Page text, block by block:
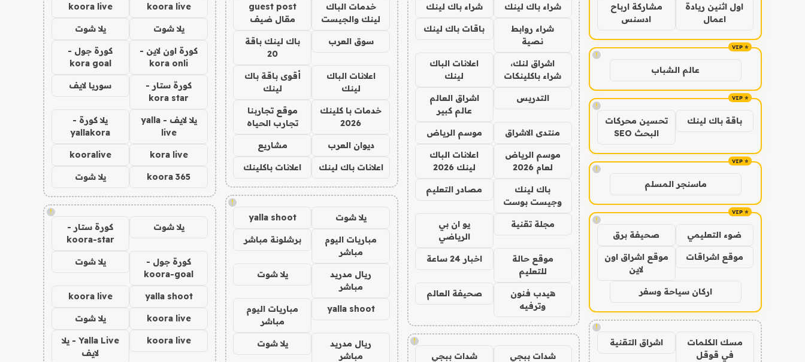
اول اثنين ريادة
اعمال
مشاركة ارباح
ادسنس
!
عالم الشباب
!
باقة باك لينك
تحسين محركات
البحث SEO
!
ماسنجر المسلم
!
ضوء التعليمي صحيفة برق
موقع اشراقات
موقع اشراق اون
لاين
اركان سياحة وسفر
!
مسك الكلمات
في قوقل
اشراق التقنية
شراء باك لينك شراء باك لينك
شراء روابط
نصية
باقات باك لينك
اشراق لنك،
شراء باكلينكات
اعلانات الباك
لينك
التدريس
اشراق العالم
عالم كبير
منتدى الاشراق موسم الرياض
موسم الرياض
لعام 2026
اعلانات الباك
لينك 2026
باك لينك
وجيست بوست
مصادر التعليم
مجلة تقنية
يو ان بي
الرياضي
موقع حالة
للتعليم
اخبار 24 ساعة
هيدب فنون
وترفيه
صحيفة العالم
!
شدات ببجي
شدات ببجي
خدمات الباك
لينك والجيست
guest post
مقال ضيف
سوق العرب
باك لينك باقة
20
اعلانات الباك
لينك
أقوى باقة باك
لينك
خدمات با كلينك
2026
موقع تجاربنا
تجارب الحياه
ديوان العرب مشاريع
اعلانات باك لينك اعلانات باكلينك
!
يلا شوت yalla shoot
مباريات اليوم
مباشر
برشلونة مباشر
ريال مدريد
مباشر
يلا شوت
yalla shoot
مباريات اليوم
مباشر
ريال مدريد
مباشر
يلا شوت
koora live
koora live
يلا شوت يلا شوت
كورة اون لاين -
kora onli
كورة جول -
kora goal
كورة ستار -
kora star
سوريا لايف
يلا لايف - yalla
live
يلا كورة -
yallakora
kora live
kooralive
koora 365 يلا شوت
!
يلا شوت
كورة ستار -
koora-star
كورة جول -
koora-goal
يلا شوت
yalla shoot
koora live
koora live يلا شوت
koora live
Yalla Live - يلا
لايف